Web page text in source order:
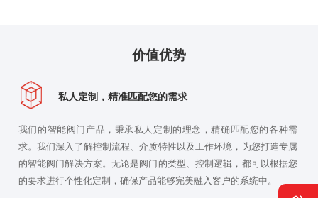
价值优势
私人定制，精准匹配您的需求
我们的智能阀门产品，秉承私人定制的理念，精确匹配您的各种需
求。我们深入了解控制流程、介质特性以及工作环境，为您打造专属
的智能阀门解决方案。无论是阀门的类型、控制逻辑，都可以根据您
的要求进行个性化定制，确保产品能够完美融入客户的系统中。